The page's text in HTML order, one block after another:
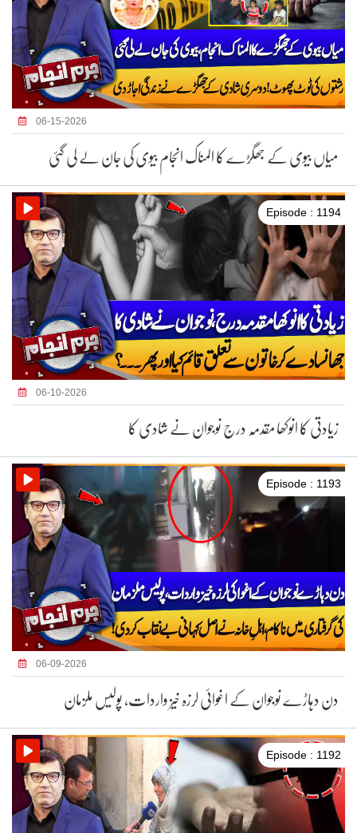
06-15-2026
میاں بیوی کے جھگڑے کا المناک انجام بیوی کی جان لے لی گئی
Episode : 1194
06-10-2026
زیادتی کا انوکھا مقدمہ درج نوجوان نے شادی کا
Episode : 1193
06-09-2026
دن دہاڑے نوجوان کے اغوائی لرزہ خیز واردات، پولیس ملزمان
Episode : 1192